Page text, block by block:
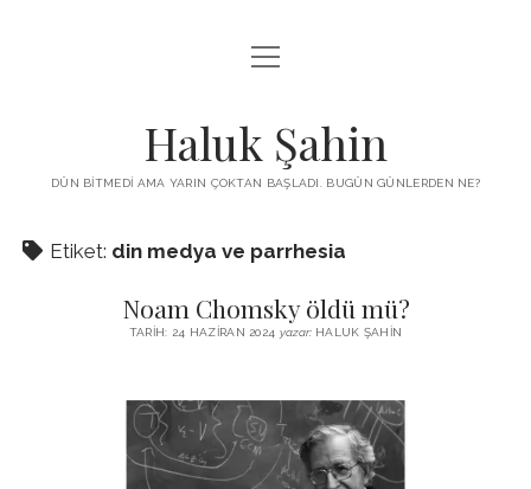
KUTUP YILDIZI
MENDIREK YAZILARI
ADA
İYI YAŞAM VE MUTLULUK ÜZERINE
PROGRAMLAR
BIZ KIMIZ?
MED 532 SPRING ‘25
YAZMADAN EDEMEDIM
menüyü
aç
Haluk Şahin
DÜN BITMEDI AMA YARIN ÇOKTAN BAŞLADI. BUGÜN GÜNLERDEN NE?
Etiket: din medya ve parrhesia
Noam Chomsky öldü mü?
TARIH: 24 HAZIRAN 2024 yazar:HALUK ŞAHIN